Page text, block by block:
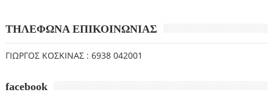
ΤΗΛΕΦΩΝΑ ΕΠΙΚΟΙΝΩΝΙΑΣ
ΓΙΩΡΓΟΣ ΚΟΣΚΙΝΑΣ : 6938 042001
facebook